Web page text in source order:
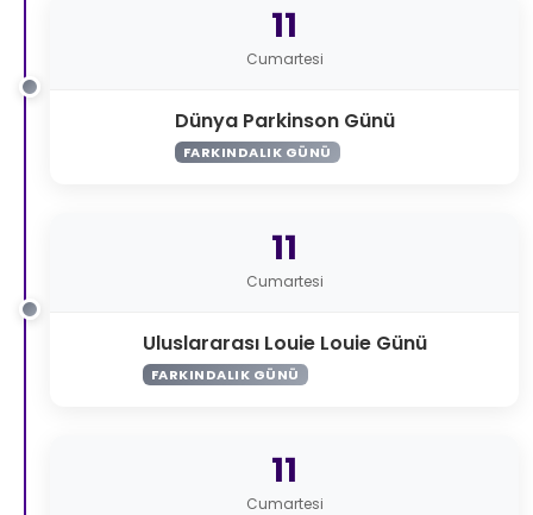
11
Cumartesi
Dünya Parkinson Günü
FARKINDALIK GÜNÜ
11
Cumartesi
Uluslararası Louie Louie Günü
FARKINDALIK GÜNÜ
11
Cumartesi